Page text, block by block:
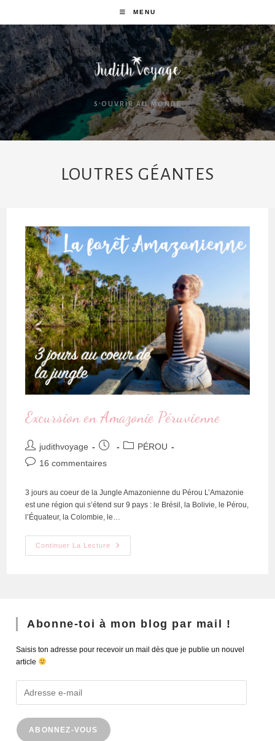
MENU
S'OUVRIR AU MONDE
LOUTRES GÉANTES
Excursion en Amazonie Péruvienne
judithvoyage
PÉROU
16 commentaires
3 jours au coeur de la Jungle Amazonienne du Pérou L’Amazonie
est une région qui s’étend sur 9 pays : le Brésil, la Bolivie, le Pérou,
l’Équateur, la Colombie, le…
Continuer La Lecture
Abonne-toi à mon blog par mail !
Saisis ton adresse pour recevoir un mail dès que je publie un nouvel
article
ABONNEZ-VOUS